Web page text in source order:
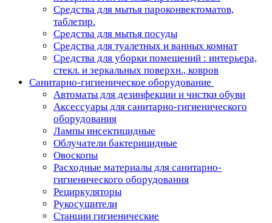
Средства для мытья пароконвектоматов,
таблетир.
Средства для мытья посуды
Средства для туалетных и ванных комнат
Средства для уборки помещений : интерьера,
стекл. и зеркальных поверхн., ковров
Санитарно-гигиеническое оборудование
Автоматы для дезинфекции и чистки обуви
Аксессуары для санитарно-гигиенического
оборудования
Лампы инсектицидные
Облучатели бактерицидные
Овоскопы
Расходные материалы для санитарно-
гигиенического оборудования
Рециркуляторы
Рукосушители
Станции гигиенические